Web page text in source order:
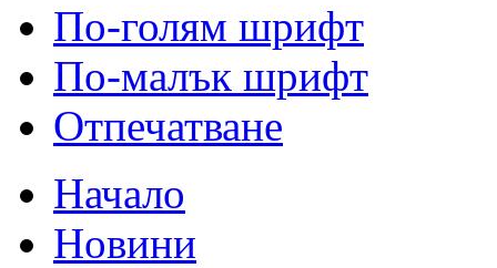
По-голям шрифт
По-малък шрифт
Отпечатване
Начало
Новини